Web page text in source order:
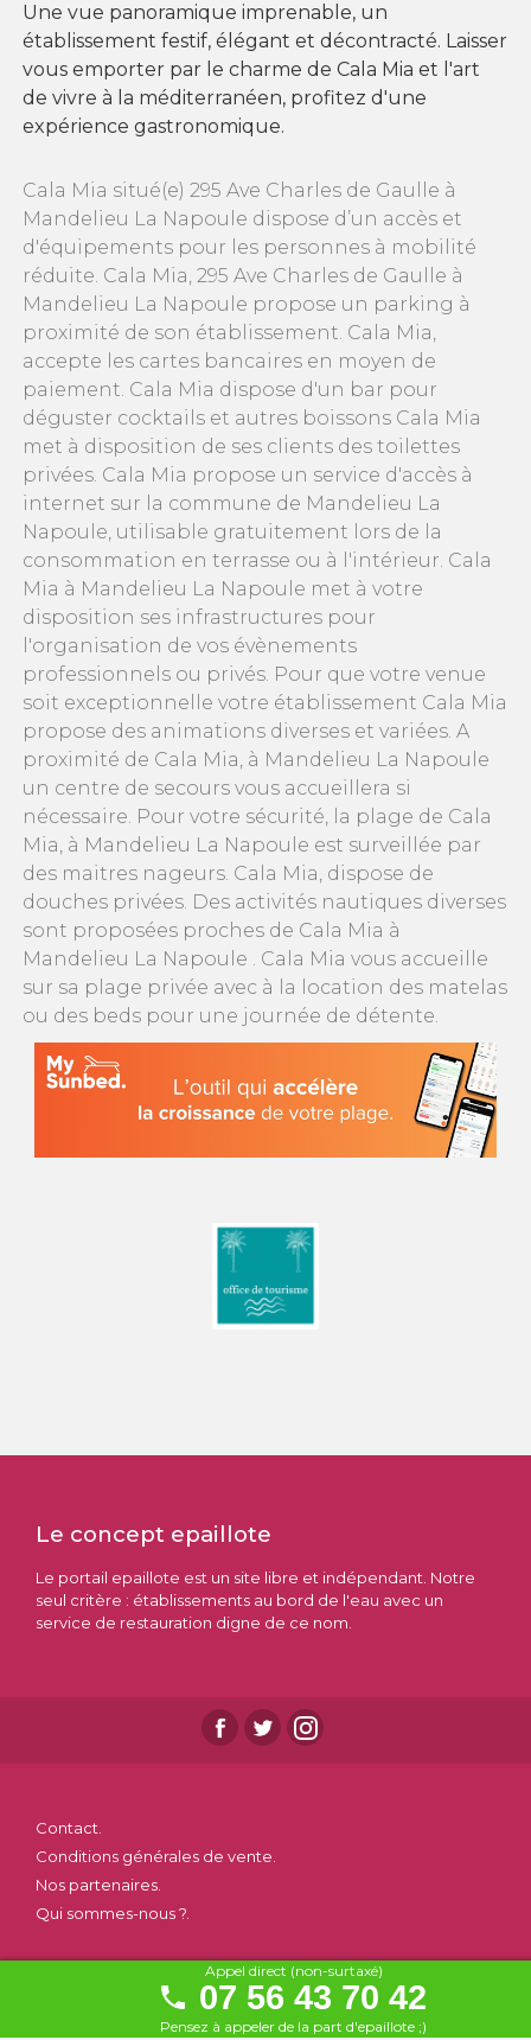
Une vue panoramique imprenable, un
établissement festif, élégant et décontracté. Laisser
vous emporter par le charme de Cala Mia et l'art
de vivre à la méditerranéen, profitez d'une
expérience gastronomique.
Cala Mia situé(e) 295 Ave Charles de Gaulle à
Mandelieu La Napoule dispose d’un accès et
d'équipements pour les personnes à mobilité
réduite. Cala Mia, 295 Ave Charles de Gaulle à
Mandelieu La Napoule propose un parking à
proximité de son établissement. Cala Mia,
accepte les cartes bancaires en moyen de
paiement. Cala Mia dispose d'un bar pour
déguster cocktails et autres boissons Cala Mia
met à disposition de ses clients des toilettes
privées. Cala Mia propose un service d'accès à
internet sur la commune de Mandelieu La
Napoule, utilisable gratuitement lors de la
consommation en terrasse ou à l'intérieur. Cala
Mia à Mandelieu La Napoule met à votre
disposition ses infrastructures pour
l'organisation de vos évènements
professionnels ou privés. Pour que votre venue
soit exceptionnelle votre établissement Cala Mia
propose des animations diverses et variées. A
proximité de Cala Mia, à Mandelieu La Napoule
un centre de secours vous accueillera si
nécessaire. Pour votre sécurité, la plage de Cala
Mia, à Mandelieu La Napoule est surveillée par
des maitres nageurs. Cala Mia, dispose de
douches privées. Des activités nautiques diverses
sont proposées proches de Cala Mia à
Mandelieu La Napoule . Cala Mia vous accueille
sur sa plage privée avec à la location des matelas
ou des beds pour une journée de détente.
Appel direct (non-surtaxé)
07 56 43 70 42
Pensez à appeler de la part d'epaillote ;)
Le concept epaillote
Le portail epaillote est un site libre et indépendant. Notre
seul critère : établissements au bord de l'eau avec un
service de restauration digne de ce nom.
Contact.
Conditions générales de vente.
Nos partenaires.
Qui sommes-nous ?.